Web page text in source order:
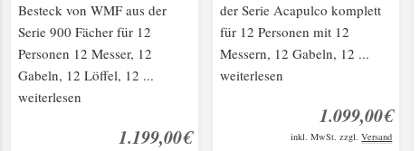
Besteck von WMF aus der
Serie 900 Fächer für 12
Personen 12 Messer, 12
Gabeln, 12 Löffel, 12 ...
weiterlesen
1.199,00€
der Serie Acapulco komplett
für 12 Personen mit 12
Messern, 12 Gabeln, 12 ...
weiterlesen
1.099,00€
inkl. MwSt. zzgl.Versand